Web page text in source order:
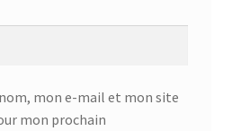
mon e-mail et mon site
mon prochain